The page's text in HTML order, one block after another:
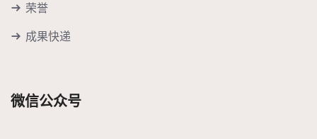
荣誉
成果快递
微信公众号